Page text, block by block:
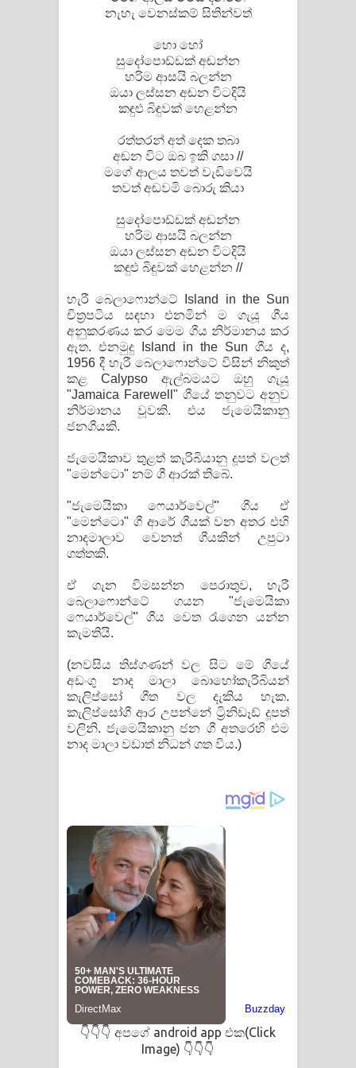
නැහැ වෙනස්කම් සිතින්වත්
හො හෝ
සුදෝපොඩ්ඩක් අඬන්න
හරිම ආසයි බලන්න
ඔයා ලස්සන අඬන විටදියි
කඳුළු බිඳුවක් හෙළන්න
රත්තරන් අත් දෙක තබා
අඬන විට ඔබ ඉකි ගසා //
මගේ ආලය තවත් වැඩිවෙයි
තවත් අඬවමි බොරු කියා
සුදෝපොඩ්ඩක් අඬන්න
හරිම ආසයි බලන්න
ඔයා ලස්සන අඬන විටදියි
කඳුළු බිඳුවක් හෙළන්න //
හැරී බෙලාෆොන්ටේ Island in the Sun
චිත්‍රපටිය සඳහා එනමින් ම ගැයූ ගීය
අනුකරණය කර මෙම ගීය නිර්මානය කර
ඇත. එනමුදු Island in the Sun ගීය ද,
1956 දී හැරී බෙලාෆොන්ටේ විසින් නිකුත්
කළ Calypso ඇල්බමයට ඔහු ගැයූ
"Jamaica Farewell" ගීයේ තනුවට අනුව
නිර්මානය වූවකි. එය ජැමෙයිකානු
ජනගීයකි.
ජැමෙයිකාව තුළත් කැරිබියානු දූපත් වලත්
"මෙන්ටො" නම් ගී ආරක් තිබේ.
"ජැමෙයිකා ෆෙයාර්වෙල්" ගීය ඒ
"මෙන්ටො" ගී ආරේ ගීයක් වන අතර එහි
නාදමාලාව වෙනත් ගීයකින් උපුටා
ගත්තකි.
ඒ ගැන විමසන්න පෙරාතුව, හැරී
බෙලාෆොන්ටේ ගයන "ජැමෙයිකා
ෆෙයාර්වෙල්" ගීය වෙත රැගෙන යන්න
කැමතියි.
(නවසිය තිස්ගණන් වල සිට මේ ගීයේ
අඩංගු නාද මාලා බොහෝකැරිබියන්
කැලිප්සෝ ගීත වල දැකිය හැක.
කැලිප්සෝගී ආර උපන්නේ ට්‍රිනිඩෑඩ් දූපත්
වලිනි. ජැමෙයිකානු ජන ගී අතරෙහි එම
නාද මාලා වඩාත් නිධන් ගත විය.)
👇👇👇 අපගේ android app එක(Click
Image) 👇👇👇